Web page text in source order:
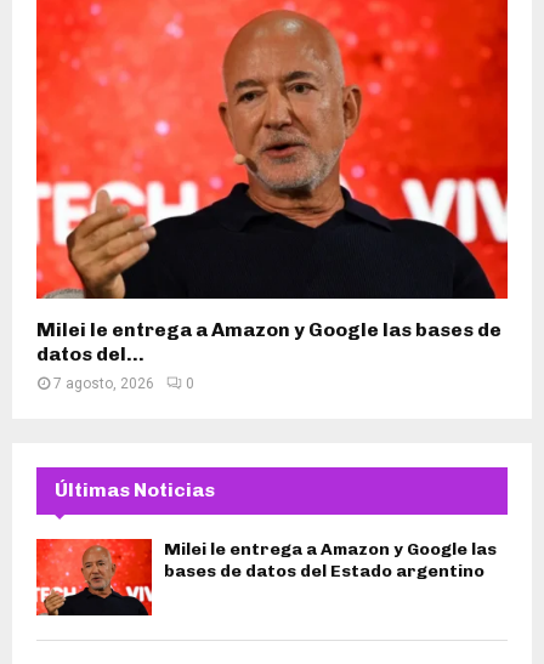
Milei le entrega a Amazon y Google las bases de
datos del...
7 agosto, 2026 0
Últimas Noticias
Milei le entrega a Amazon y Google las
bases de datos del Estado argentino